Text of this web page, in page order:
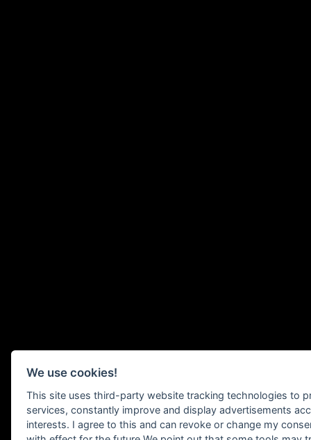
We use cookies!
This site uses third-party website tracking technologies to
services, constantly improve and display advertisements
interests. I agree to this and can revoke or change my